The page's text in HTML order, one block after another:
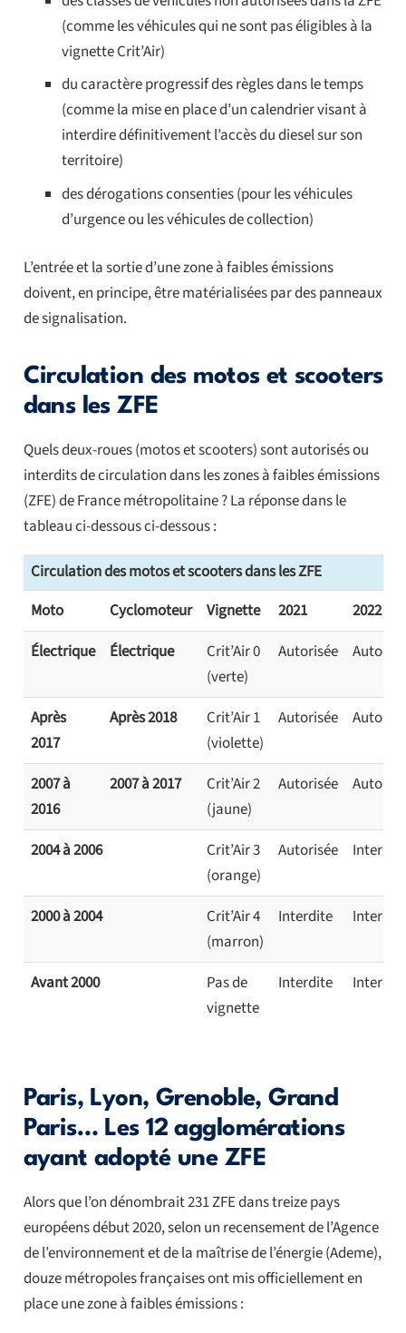
(comme les véhicules qui ne sont pas éligibles à la
vignette Crit’Air)
du caractère progressif des règles dans le temps
(comme la mise en place d’un calendrier visant à
interdire définitivement l’accès du diesel sur son
territoire)
des dérogations consenties (pour les véhicules
d’urgence ou les véhicules de collection)
L’entrée et la sortie d’une zone à faibles émissions
doivent, en principe, être matérialisées par des panneaux
de signalisation.
Circulation des motos et scooters
dans les ZFE
Quels deux-roues (motos et scooters) sont autorisés ou
interdits de circulation dans les zones à faibles émissions
(ZFE) de France métropolitaine ? La réponse dans le
tableau ci-dessous ci-dessous :
Circulation des motos et scooters dans les ZFE
Moto
Cyclomoteur Vignette 2021
2022
Électrique
Électrique
Crit’Air 0
(verte)
Autorisée
Après
2017
Après 2018
Crit’Air 1
(violette)
Autorisée
2007 à
2016
2007 à 2017
Crit’Air 2
(jaune)
Autorisée
2004 à 2006
Crit’Air 3
(orange)
Autorisée Interdite
2000 à 2004
Crit’Air 4
(marron)
Interdite Interdite
Avant 2000
Pas de
vignette
Interdite Interdite
Paris, Lyon, Grenoble, Grand
Paris… Les 12 agglomérations
ayant adopté une ZFE
Alors que l’on dénombrait 231 ZFE dans treize pays
européens début 2020, selon un recensement de l’Agence
de l’environnement et de la maîtrise de l’énergie (Ademe),
douze métropoles françaises ont mis officiellement en
place une zone à faibles émissions :